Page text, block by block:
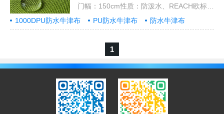
门幅：150cm性质：防泼水、REACH欧标用
途：用于制作拉杆箱、双肩包、工具包、购
物袋、婴儿推车、抱枕、沙发、简易衣柜、
1000DPU防水牛津布 PU防水牛津布 防水牛津布
1